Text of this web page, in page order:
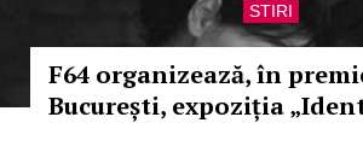
STIRI
F64 organizează, în
București, expoziția